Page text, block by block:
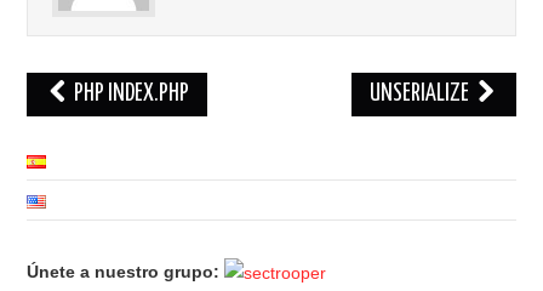
Navegación
de
entradas
PHP INDEX.PHP UNSERIALIZE
Únete a nuestro grupo: